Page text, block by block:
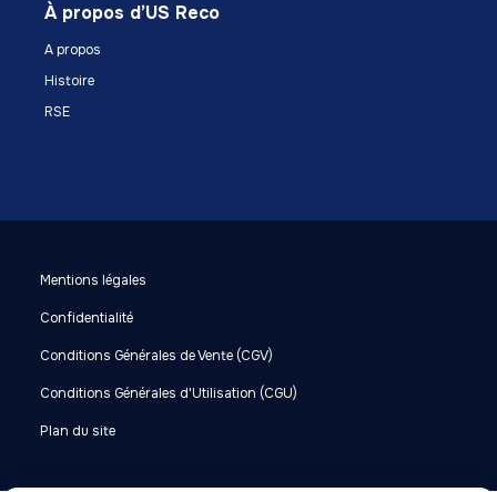
À propos d’US Reco
A propos
Histoire
RSE
Mentions légales
Confidentialité
Conditions Générales de Vente (CGV)
Conditions Générales d'Utilisation (CGU)
Plan du site